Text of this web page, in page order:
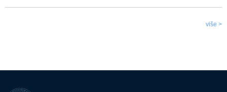
više >